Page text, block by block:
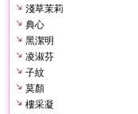
淺草茉莉
典心
黑潔明
凌淑芬
子紋
莫顏
樓采凝